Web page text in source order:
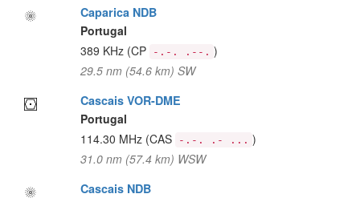
Caparica NDB
Portugal
389 KHz (CP -.-. .--. )
29.5 nm (54.6 km) SW
Cascais VOR-DME
Portugal
114.30 MHz (CAS -.-. .- ... )
31.0 nm (57.4 km) WSW
Cascais NDB